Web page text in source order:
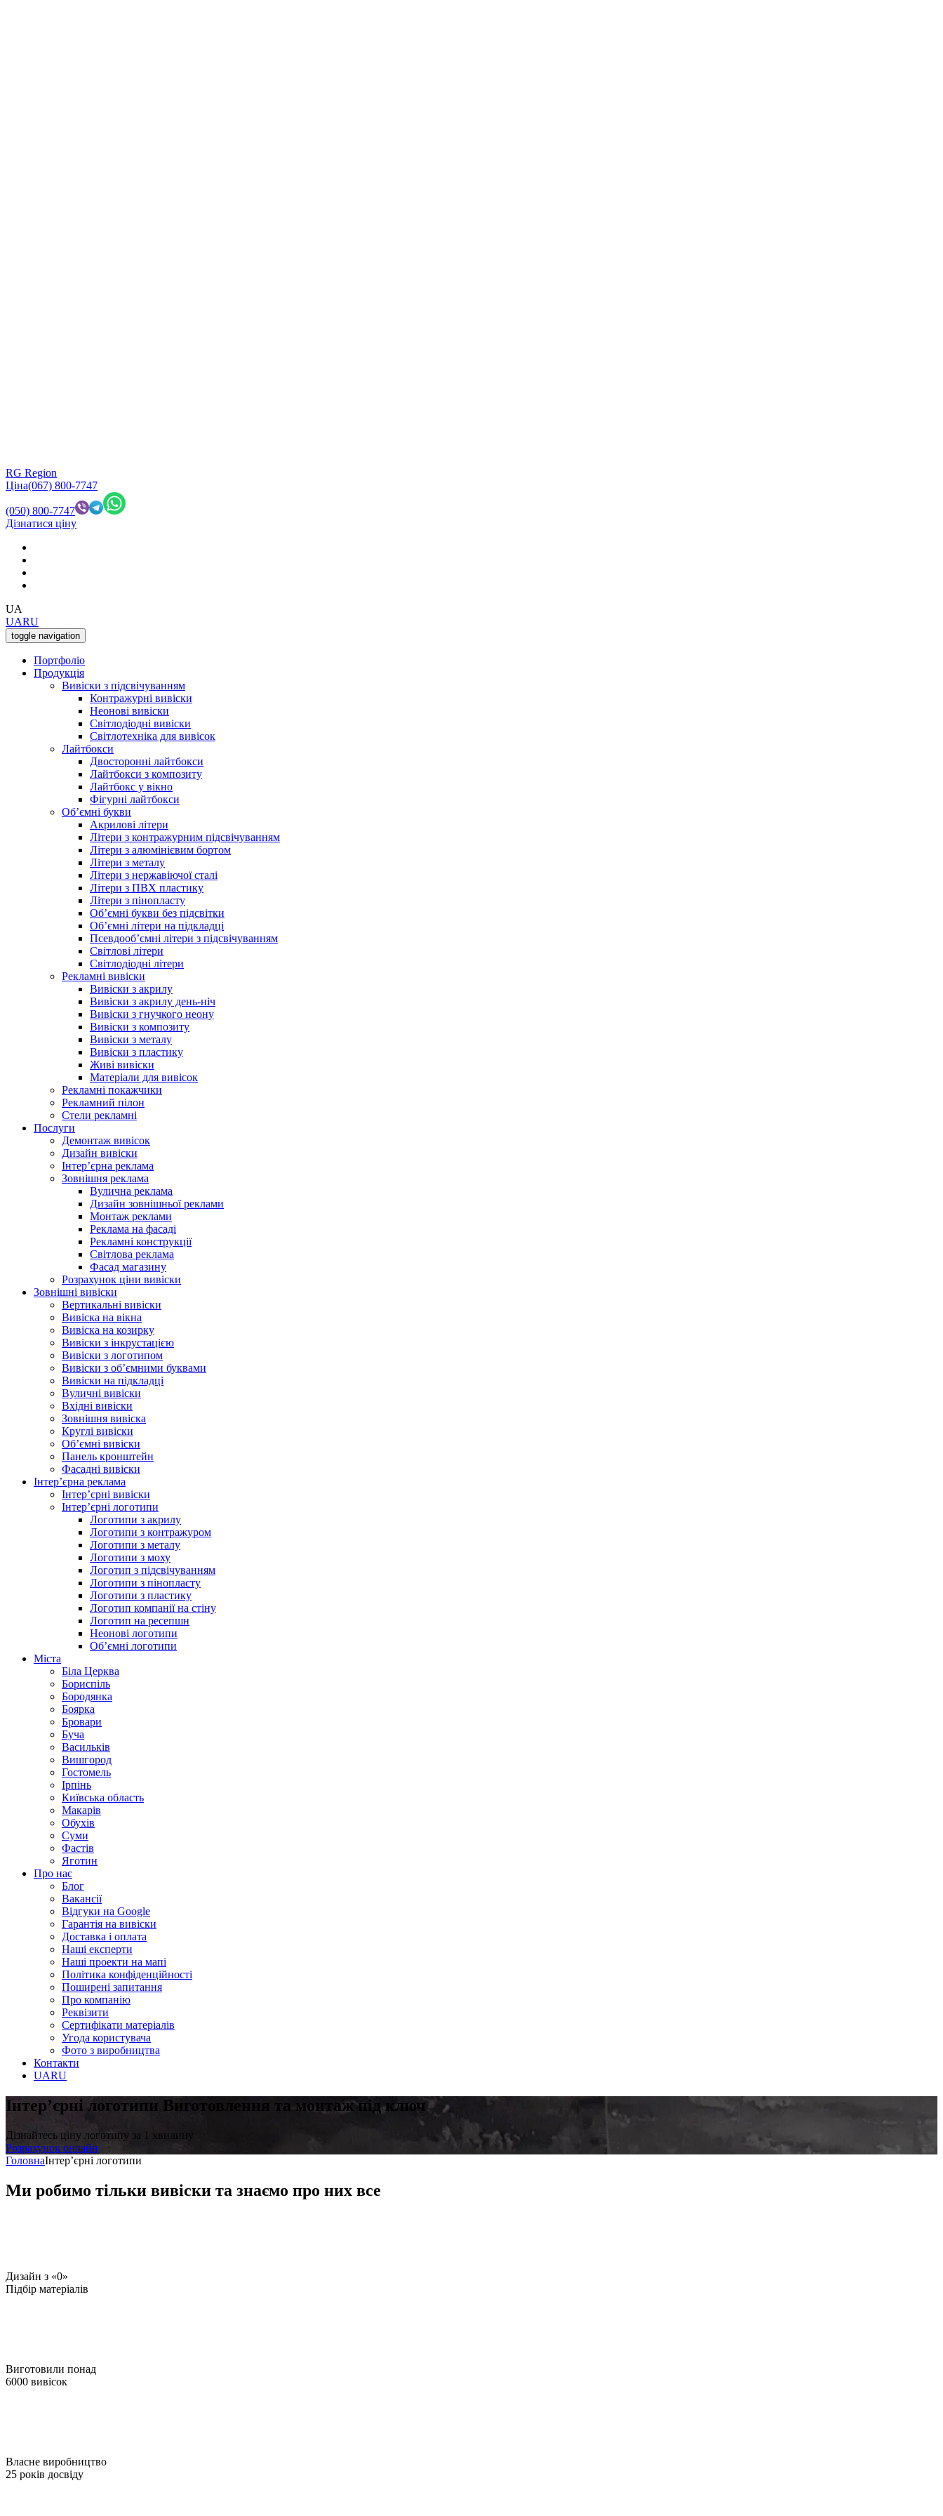
RG Region
Ціна(067) 800-7747
(050) 800-7747
Дізнатися ціну
UA
UARU
toggle navigation
Портфоліо
Продукція
Вивіски з підсвічуванням
Контражурні вивіски
Неонові вивіски
Світлодіодні вивіски
Світлотехніка для вивісок
Лайтбокси
Двосторонні лайтбокси
Лайтбокси з композиту
Лайтбокс у вікно
Фігурні лайтбокси
Об’ємні букви
Акрилові літери
Літери з контражурним підсвічуванням
Літери з алюмінієвим бортом
Літери з металу
Літери з нержавіючої сталі
Літери з ПВХ пластику
Літери з пінопласту
Об’ємні букви без підсвітки
Об’ємні літери на підкладці
Псевдооб’ємні літери з підсвічуванням
Світлові літери
Світлодіодні літери
Рекламні вивіски
Вивіски з акрилу
Вивіски з акрилу день-ніч
Вивіски з гнучкого неону
Вивіски з композиту
Вивіски з металу
Вивіски з пластику
Живі вивіски
Матеріали для вивісок
Рекламні покажчики
Рекламний пілон
Стели рекламні
Послуги
Демонтаж вивісок
Дизайн вивіски
Інтер’єрна реклама
Зовнішня реклама
Вулична реклама
Дизайн зовнішньої реклами
Монтаж реклами
Реклама на фасаді
Рекламні конструкції
Світлова реклама
Фасад магазину
Розрахунок ціни вивіски
Зовнішні вивіски
Вертикальні вивіски
Вивіска на вікна
Вивіска на козирку
Вивіски з інкрустацією
Вивіски з логотипом
Вивіски з об’ємними буквами
Вивіски на підкладці
Вуличні вивіски
Вхідні вивіски
Зовнішня вивіска
Круглі вивіски
Об’ємні вивіски
Панель кронштейн
Фасадні вивіски
Інтер’єрна реклама
Інтер’єрні вивіски
Інтер’єрні логотипи
Логотипи з акрилу
Логотипи з контражуром
Логотипи з металу
Логотипи з моху
Логотип з підсвічуванням
Логотипи з пінопласту
Логотипи з пластику
Логотип компанії на стіну
Логотип на ресепшн
Неонові логотипи
Об’ємні логотипи
Міста
Біла Церква
Бориспіль
Бородянка
Боярка
Бровари
Буча
Васильків
Вишгород
Гостомель
Ірпінь
Київська область
Макарів
Обухів
Суми
Фастів
Яготин
Про нас
Блог
Вакансії
Відгуки на Google
Гарантія на вивіски
Доставка і оплата
Наші експерти
Наші проекти на мапі
Політика конфіденційності
Поширені запитання
Про компанію
Реквізити
Сертифікати матеріалів
Угода користувача
Фото з виробництва
Контакти
UARU
Інтер’єрні логотипи Виготовлення та монтаж під ключ
Дізнайтесь ціну логотипу за 1 хвилину
Розрахунок онлайн
ГоловнаІнтер’єрні логотипи
Ми робимо тільки вивіски та знаємо про них все
Дизайн з «0»
Підбір матеріалів
Виготовили понад
6000 вивісок
Власне виробництво
25 років досвіду